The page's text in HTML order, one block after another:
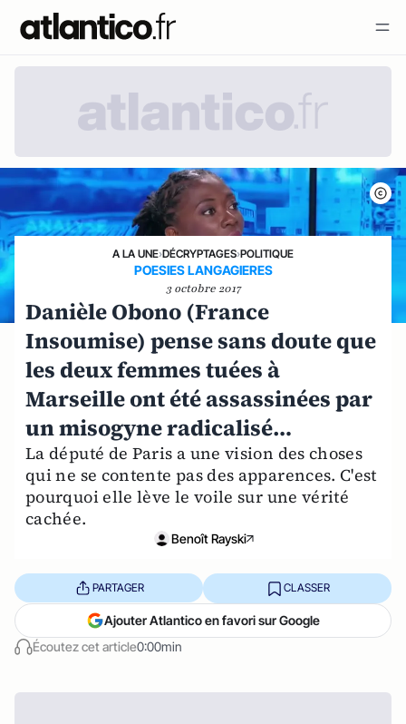
A LA UNE›DÉCRYPTAGES›POLITIQUE
POESIES LANGAGIERES
3 octobre 2017
Danièle Obono (France
Insoumise) pense sans doute que
les deux femmes tuées à
Marseille ont été assassinées par
un misogyne radicalisé…
La député de Paris a une vision des choses
qui ne se contente pas des apparences. C'est
pourquoi elle lève le voile sur une vérité
cachée.
Benoît Rayski
Écoutez cet article0:00min
PARTAGER CLASSER
Ajouter Atlantico en favori sur Google